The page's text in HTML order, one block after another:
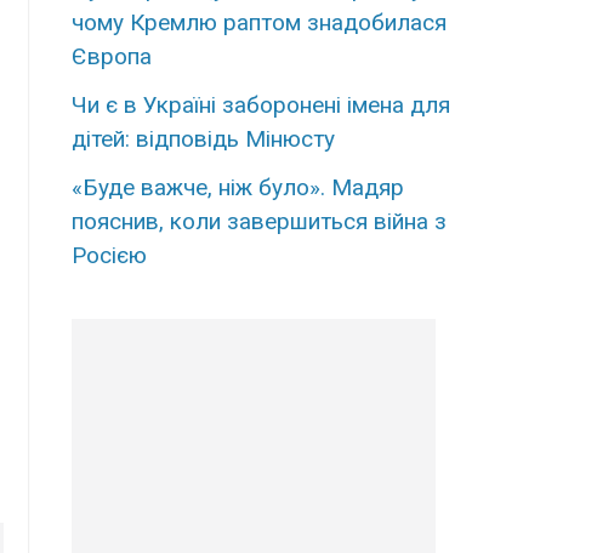
чому Кремлю раптом знадобилася
Європа
Чи є в Україні заборонені імена для
дітей: відповідь Мінюсту
«Буде важче, ніж було». Мадяр
пояснив, коли завершиться війна з
Росією